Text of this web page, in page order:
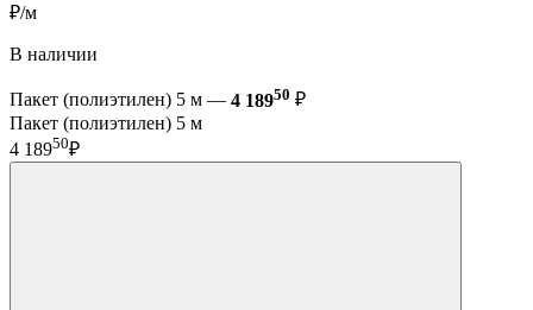
₽/м
В наличии
Пакет (полиэтилен) 5 м — 4 18950 ₽
Пакет (полиэтилен) 5 м
4 18950₽